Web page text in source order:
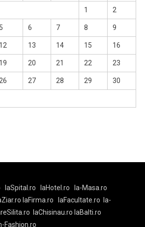
1 2
5 6 7 8 9
12 13 14 15 16
19 20 21 22 23
26 27 28 29 30
laSpital.ro laHotel.ro
la-Masa.ro
laFirma.ro laFacultate.ro
la-
laChisinau.ro laBalti.ro
Fashion.ro